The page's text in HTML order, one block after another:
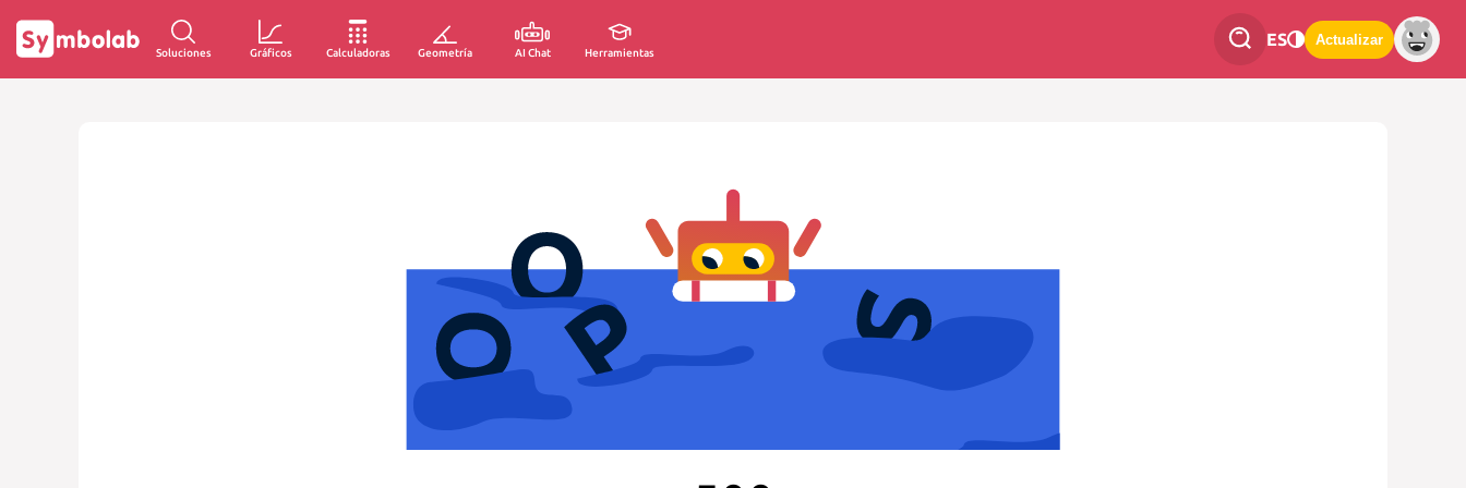
Soluciones Gráficos Calculadoras Geometría AI Chat Herramientas
ES Actualizar